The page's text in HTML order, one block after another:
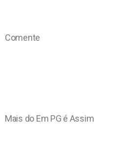
Comente
Mais do Em PG é Assim